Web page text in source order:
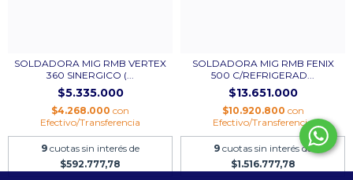
SOLDADORA MIG RMB VERTEX
360 SINERGICO (...
$5.335.000
$4.268.000 con
Efectivo/Transferencia
9 cuotas sin interés de
$592.777,78
SOLDADORA MIG RMB FENIX
500 C/REFRIGERAD...
$13.651.000
$10.920.800 con
Efectivo/Transferencia
9 cuotas sin interés de
$1.516.777,78